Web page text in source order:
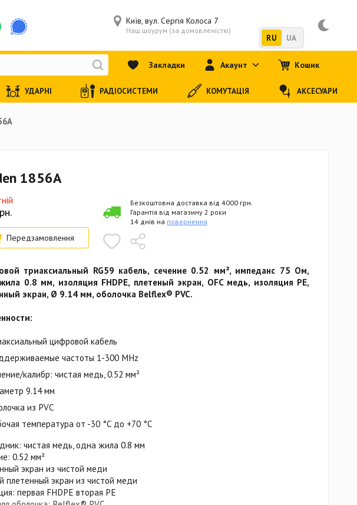
1856A
Передзамовлення
Безкоштовна доставка від 4000 грн.
Гарантія від магазину 2 роки
14 днів на повернення
триаксиальный RG59 кабель, сечение 0.52 мм², импеданс 75 Ом,
0.8 мм, изоляция FHDPE, плетеный экран, OFC медь, изоляция РЕ,
экран, Ø 9.14 мм, оболочка Belflex® PVC.
цифровой кабель
частоты 1-300 MHz
калибр: чистая медь, 0.52 мм²
9.14 мм
из PVC
температура от -30 °C до +70 °C
чистая медь, одна жила 0.8 мм
0.52 мм²
экран из чистой меди
плетенный экран из чистой меди
первая FHDPE вторая РЕ
Київ, вул. Сергія Колоса 7
Наш шоурум (за домовленістю)
RU UA
Закладки Акаунт Кошик
УДАРНІ РАДІОСИСТЕМИ КОМУТАЦІЯ АКСЕСУАРИ